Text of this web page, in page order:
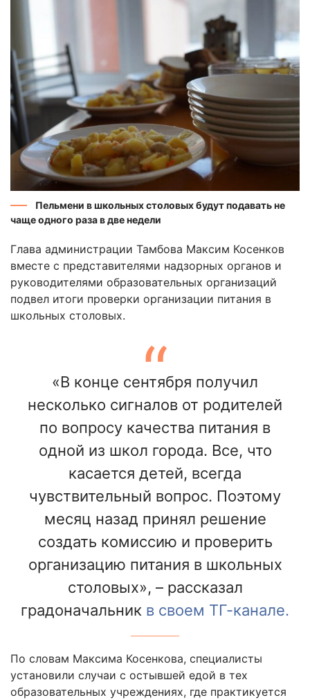
Пельмени в школьных столовых будут подавать не
чаще одного раза в две недели
Глава администрации Тамбова Максим Косенков
вместе с представителями надзорных органов и
руководителями образовательных организаций
подвел итоги проверки организации питания в
школьных столовых.
«В конце сентября получил
несколько сигналов от родителей
по вопросу качества питания в
одной из школ города. Все, что
касается детей, всегда
чувствительный вопрос. Поэтому
месяц назад принял решение
создать комиссию и проверить
организацию питания в школьных
столовых», – рассказал
градоначальник в своем ТГ-канале.
По словам Максима Косенкова, специалисты
установили случаи с остывшей едой в тех
образовательных учреждениях, где практикуется